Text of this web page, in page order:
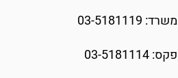
משרד: 03-5181119
פקס: 03-5181114